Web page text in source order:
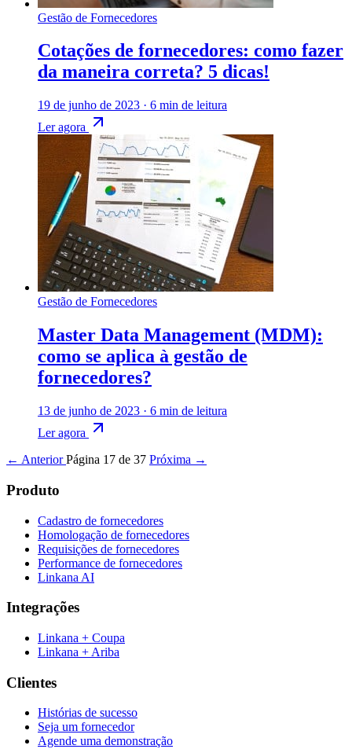
Gestão de Fornecedores
Cotações de fornecedores: como fazer
da maneira correta? 5 dicas!
19 de junho de 2023 · 6 min de leitura
Ler agora
Gestão de Fornecedores
Master Data Management (MDM):
como se aplica à gestão de
fornecedores?
13 de junho de 2023 · 6 min de leitura
Ler agora
← AnteriorPágina 17 de 37 Próxima →
Produto
Cadastro de fornecedores
Homologação de fornecedores
Requisições de fornecedores
Performance de fornecedores
Linkana AI
Integrações
Linkana + Coupa
Linkana + Ariba
Clientes
Histórias de sucesso
Seja um fornecedor
Agende uma demonstração